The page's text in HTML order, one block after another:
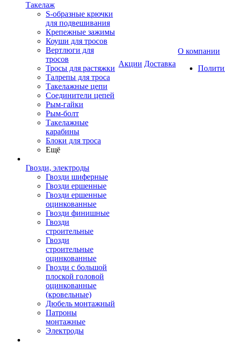
Такелаж
S-образные крючки
для подвешивания
Крепежные зажимы
Коуши для тросов
Вертлюги для
тросов
Тросы для растяжки
Талрепы для троса
Такелажные цепи
Соединители цепей
Рым-гайки
Рым-болт
Такелажные
карабины
Блоки для троса
Ещё
Гвозди, электроды
Гвозди шиферные
Гвозди ершенные
Гвозди ершенные
оцинкованные
Гвозди финишные
Гвозди
строительные
Гвозди
строительные
оцинкованные
Гвозди с большой
плоской головой
оцинкованные
(кровельные)
Дюбель монтажный
Патроны
монтажные
Электроды
Акции Доставка
О компании